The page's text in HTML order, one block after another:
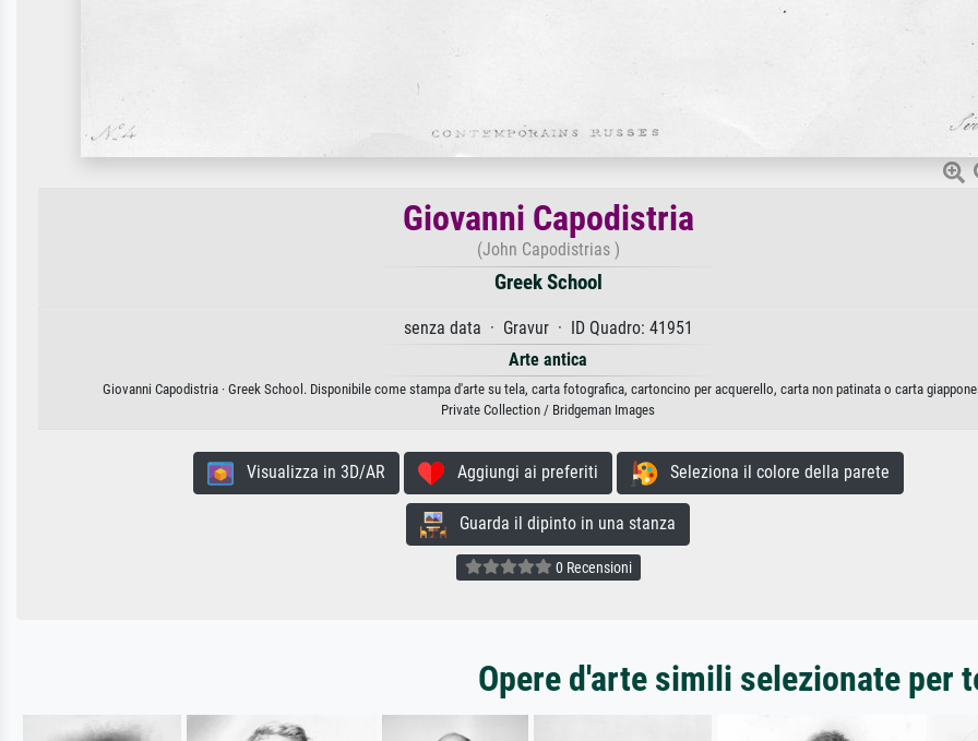
Giovanni Capodistria
(John Capodistrias )
Greek School
senza data · Gravur · ID Quadro: 41951
Arte antica
Giovanni Capodistria · Greek School. Disponibile come stampa d'arte su tela, carta fotografica, cartoncino per acquerello, carta non patinata o carta
Private Collection / Bridgeman Images
Visualizza in 3D/AR Aggiungi ai preferiti Seleziona il colore della parete
Guarda il dipinto in una stanza
0 Recensioni
Opere d'arte simili selezionate per